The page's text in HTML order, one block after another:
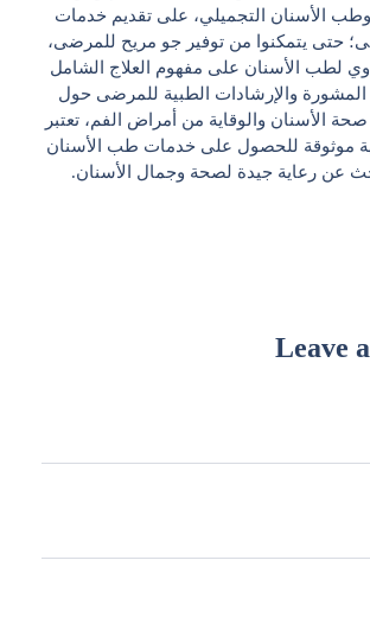
وطب الأسنان التجميلي، على تقديم خدمات
حتى يتمكنوا من توفير جو مريح للمرضى،
لطب الأسنان على مفهوم العلاج الشامل
المشورة والإرشادات الطبية للمرضى حول
الأسنان والوقاية من أمراض الفم، تعتبر
موثوقة للحصول على خدمات طب الأسنان
عن رعاية جيدة لصحة وجمال الأسنان.
Leave